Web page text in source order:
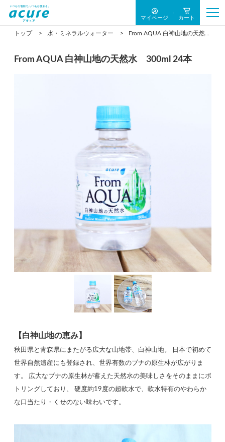
マイページ カート
トップ 水・ミネラルウォーター From AQUA 白神山地の天然水 300ml 24本
From AQUA 白神山地の天然水 300ml 24本
【白神山地の恵み】
秋田県と青森県にまたがる広大な山地帯、白神山地。 日本で初めて
世界自然遺産にも登録され、世界有数のブナの原生林が広がりま
す。 広大なブナの原生林が蓄えた天然水の美味しさをそのままにボ
トリングしており、 硬度約19度の超軟水で、軟水特有のやわらか
な口当たり・くせのない味わいです。